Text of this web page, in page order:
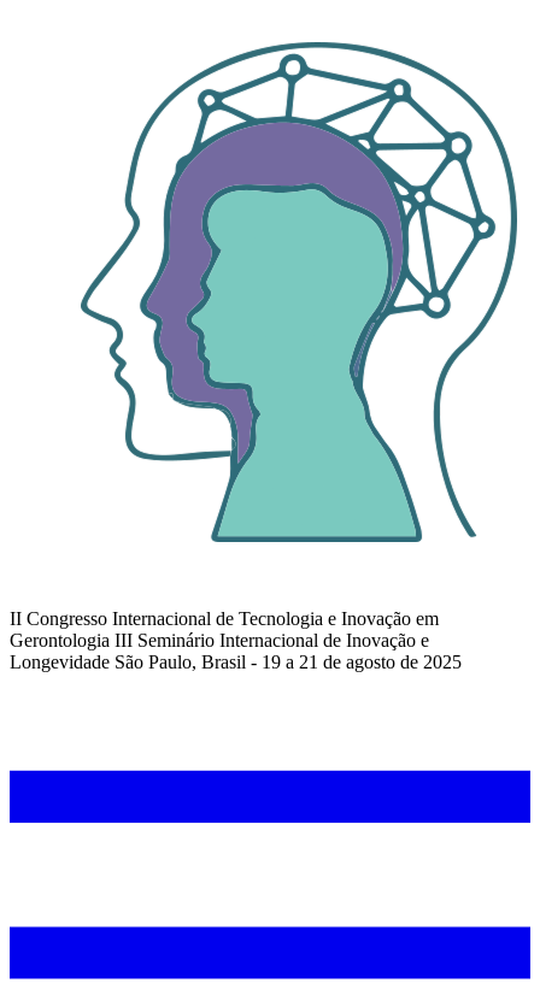
II Congresso Internacional de Tecnologia e Inovação em
Gerontologia III Seminário Internacional de Inovação e
Longevidade São Paulo, Brasil - 19 a 21 de agosto de 2025